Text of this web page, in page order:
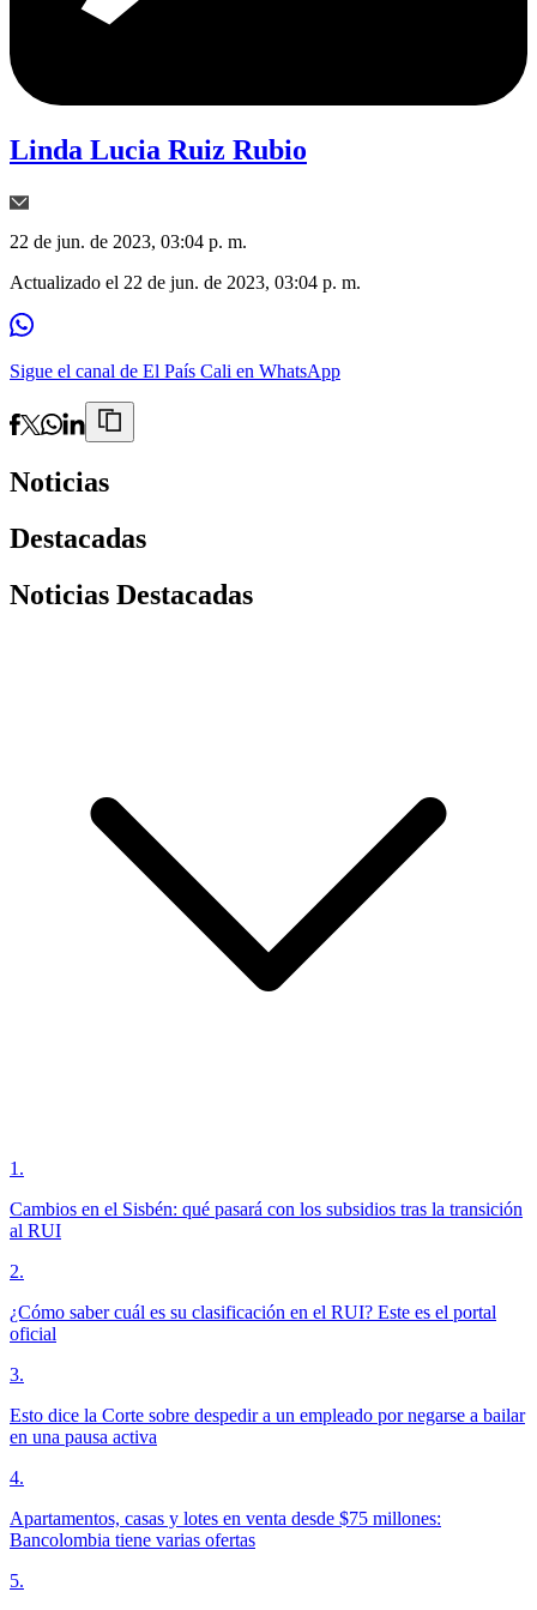
Linda Lucia Ruiz Rubio
22 de jun. de 2023, 03:04 p. m.
Actualizado el 22 de jun. de 2023, 03:04 p. m.
Sigue el canal de El País Cali en WhatsApp
Noticias
Destacadas
Noticias Destacadas
1 .
Cambios en el Sisbén: qué pasará con los subsidios tras la transición
al RUI
2.
¿Cómo saber cuál es su clasificación en el RUI? Este es el portal
oficial
3.
Esto dice la Corte sobre despedir a un empleado por negarse a bailar
en una pausa activa
4.
Apartamentos, casas y lotes en venta desde $75 millones:
Bancolombia tiene varias ofertas
5.